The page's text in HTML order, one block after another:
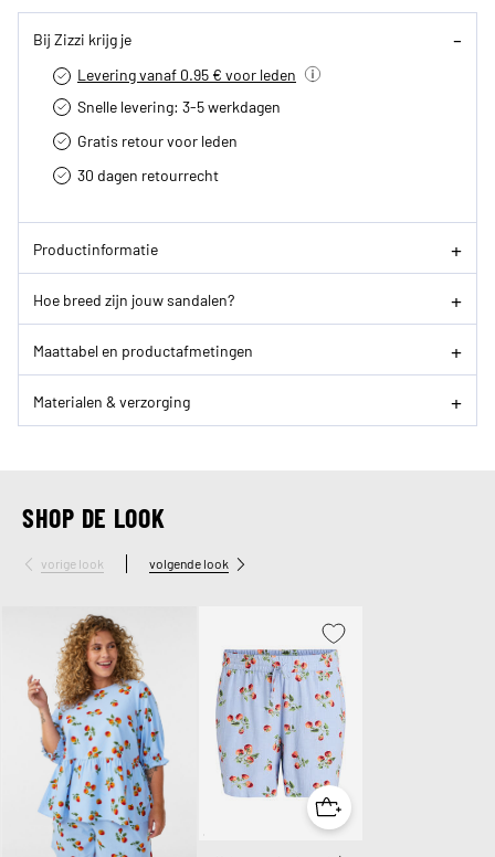
Bij Zizzi krijg je
Levering vanaf 0.95 € voor leden
Snelle levering: 3-5 werkdagen
Gratis retour voor leden
30 dagen retourrecht­
Productinformatie
Hoe breed zijn jouw sandalen?
Maattabel en productafmetingen
Materialen & verzorging
SHOP DE LOOK
vorige look volgende look